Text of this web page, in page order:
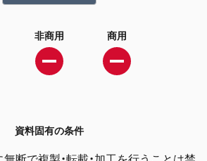
非商用 商用
資料固有の条件